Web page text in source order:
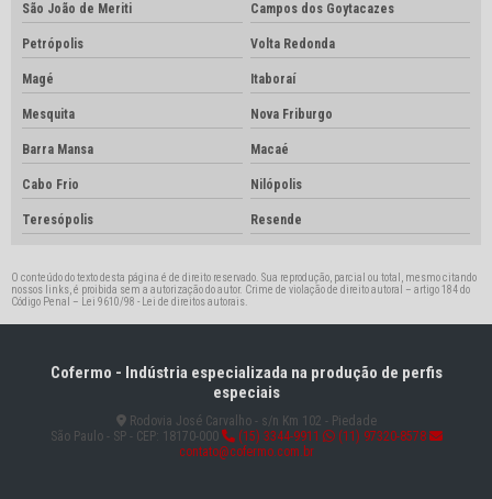
São João de Meriti Campos dos Goytacazes
Petrópolis Volta Redonda
Magé Itaboraí
Mesquita Nova Friburgo
Barra Mansa Macaé
Cabo Frio Nilópolis
Teresópolis Resende
O conteúdo do texto desta página é de direito reservado. Sua reprodução, parcial ou total, mesmo citando
nossos links, é proibida sem a autorização do autor. Crime de violação de direito autoral – artigo 184 do
Código Penal – Lei 9610/98 - Lei de direitos autorais.
Cofermo - Indústria especializada na produção de perfis
especiais
Rodovia José Carvalho - s/n Km 102 - Piedade
São Paulo - SP - CEP: 18170-000
(15) 3344-9911
(11) 97320-8578
contato@cofermo.com.br